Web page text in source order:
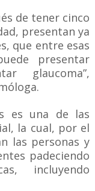
de tener cinco
presentan ya
que entre esas
presentar
glaucoma”,
es una de las
la cual, por el
las personas y
padeciendo
incluyendo